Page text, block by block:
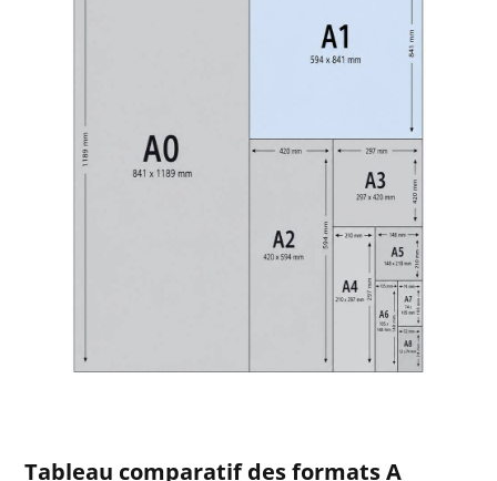
Tableau comparatif des formats A